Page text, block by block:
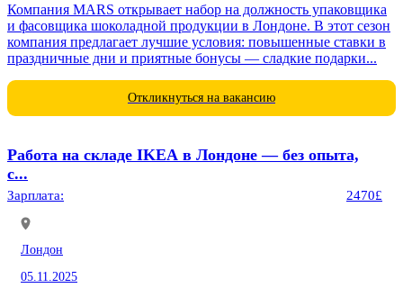
Компания MARS открывает набор на должность упаковщика
и фасовщика шоколадной продукции в Лондоне. В этот сезон
компания предлагает лучшие условия: повышенные ставки в
праздничные дни и приятные бонусы — сладкие подарки...
Откликнуться на вакансию
Работа на складе IKEA в Лондоне — без опыта,
с...
Зарплата: 2470£
Лондон
05.11.2025